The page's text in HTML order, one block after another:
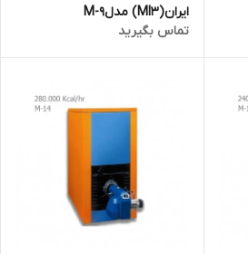
ایران(MI3) مدلM-9
تماس بگیرید